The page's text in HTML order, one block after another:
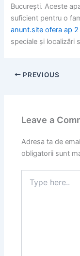
București. Aceste
suficient pentru o
anunt.site ofera ap
speciale și localizări
PREVIOUS
Leave a
Adresa ta de
obligatorii sunt
here..